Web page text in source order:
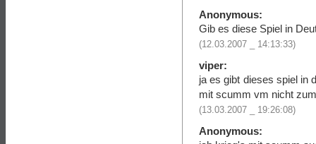
Anonymous:
Gib es diese Spiel in
(12.03.2007 _ 14:13:33)
viper:
ja es gibt dieses spiel in
mit scumm vm nicht
(13.03.2007 _ 19:26:08)
Anonymous: